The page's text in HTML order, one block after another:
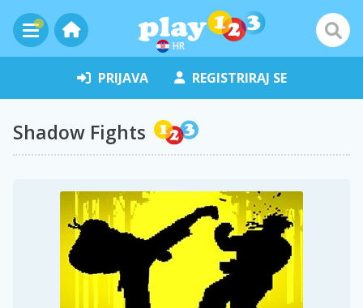
HR
PRIJAVA REGISTRIRAJ SE
Shadow Fights